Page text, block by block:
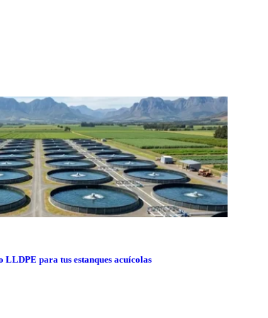
para tus estanques acuícolas